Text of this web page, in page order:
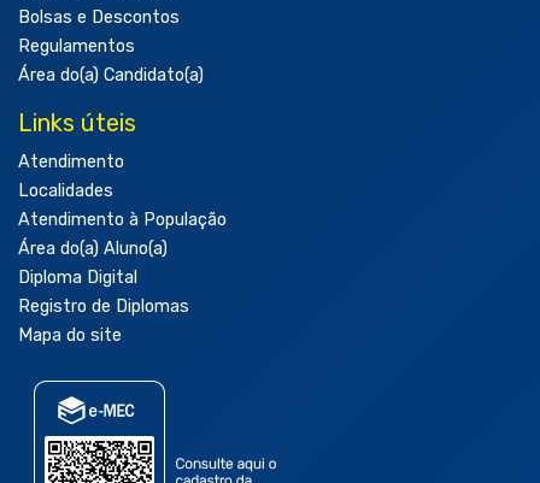
Bolsas e Descontos
Regulamentos
Área do(a) Candidato(a)
Links úteis
Atendimento
Localidades
Atendimento à População
Área do(a) Aluno(a)
Diploma Digital
Registro de Diplomas
Mapa do site